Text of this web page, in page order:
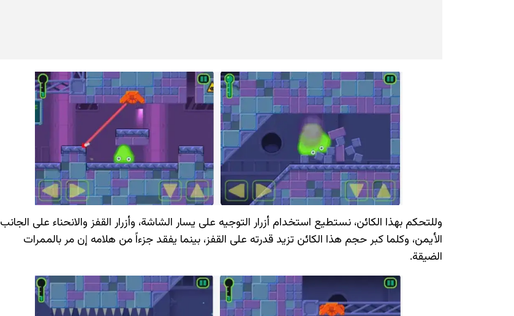
وللتحكم بهذا الكائن، نستطيع استخدام أزرار التوجيه على يسار الشاشة، وأزرار القفز والانحناء على الجانب
الأيمن، وكلما كبر حجم هذا الكائن تزيد قدرته على القفز، بينما يفقد جزءاً من هلامه إن مر بالممرات
الضيقة.